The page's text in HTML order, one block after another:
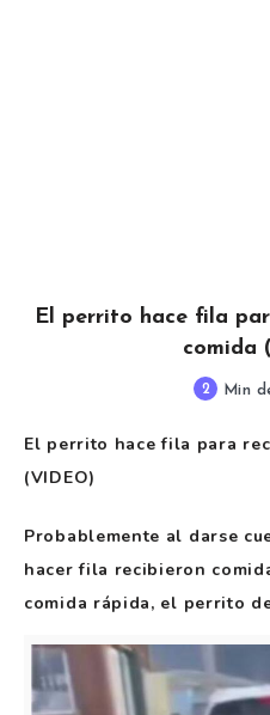
El perrito hace fila
comida
2 Min
El perrito hace fila para
(VIDEO)
Probablemente al darse
hacer fila recibieron
comida rápida, el perrito